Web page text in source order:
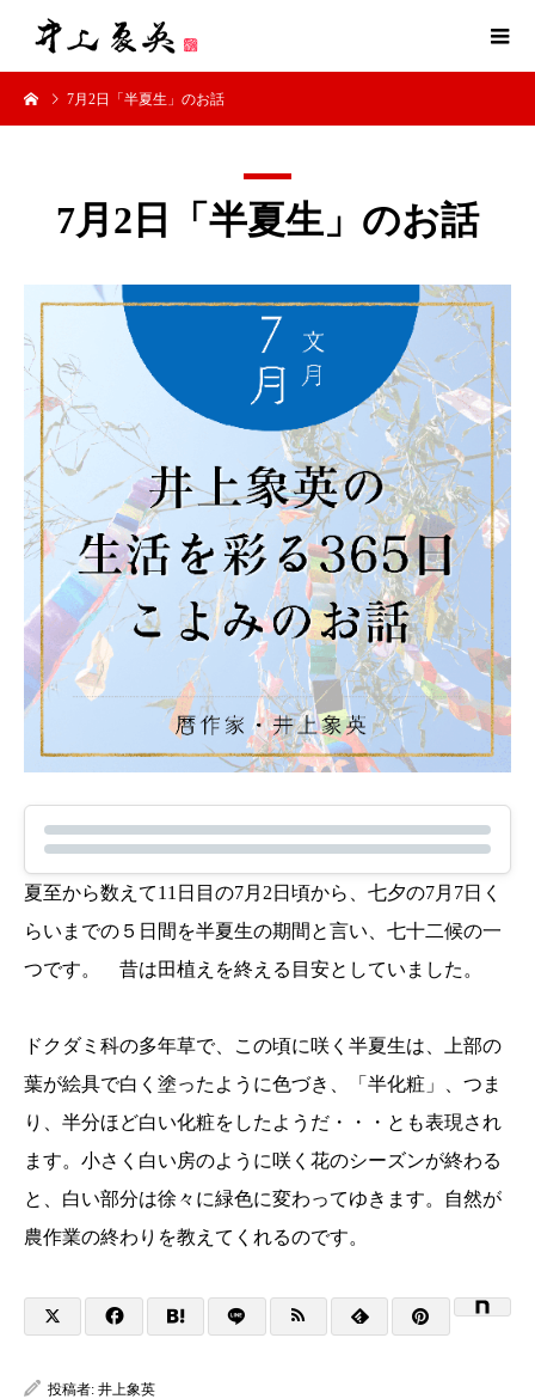
7月2日「半夏生」のお話
7月2日「半夏生」のお話
夏至から数えて11日目の7月2日頃から、七夕の7月7日く
らいまでの５日間を半夏生の期間と言い、七十二候の一
つです。 昔は田植えを終える目安としていました。
ドクダミ科の多年草で、この頃に咲く半夏生は、上部の
葉が絵具で白く塗ったように色づき、「半化粧」、つま
り、半分ほど白い化粧をしたようだ・・・とも表現され
ます。小さく白い房のように咲く花のシーズンが終わる
と、白い部分は徐々に緑色に変わってゆきます。自然が
農作業の終わりを教えてくれるのです。
投稿者: 井上象英